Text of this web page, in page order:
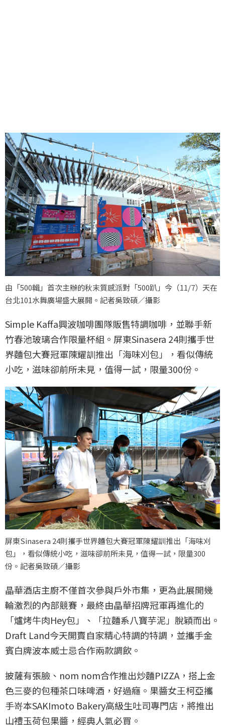
由「500輯」首次主辦的秋末質感派對「500趴」今（11/7）天在
台北101水舞廣場盛大展開。記者吳致碩／攝影
Simple Kaffa興波咖啡團隊販售特調咖啡，並聯手新
竹春池玻璃合作限量杯組。屏東Sinasera 24則攜手世
界麵包大賽冠軍陳耀訓推出「海味刈包」，看似傳統
小吃，滋味卻前所未見，值得一試，限量300份。
屏東Sinasera 24則攜手世界麵包大賽冠軍陳耀訓推出「海味刈
包」，看似傳統小吃，滋味卻前所未見，值得一試，限量300
份。記者吳致碩／攝影
晶華酒店主廚不僅首次參與戶外市集，更為此展開幾
輪激烈的內部競賽，最終由晶華招牌冠軍再進化的
「爐烤牛肉Hey包」、「拉麵系八寶芋泥」脫穎而出。
Draft Land今天開賣自家精心特調的特調，並攜手金
賓白牌波本威士忌合作兩款調飲。
披薩有張臉、nom nom合作推出炒麵PIZZA，搭上金
色三麥的包種茶口味啤酒，好過癮。果醬女王柯亞攜
手嵜本SAKImoto Bakery高級生吐司專門店，將推出
山禮玉荷包果醬，經典人氣必買。